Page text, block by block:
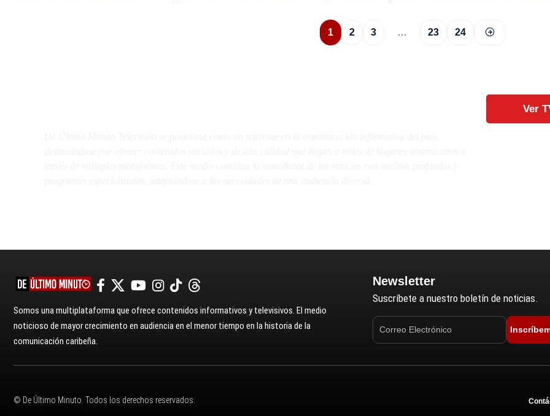
1 2 3 … 23 24
Ver
Somos una multiplataforma que ofrece contenidos informativos y televisivos. El medio
noticioso de mayor crecimiento en audiencia en el menor tiempo en la historia de la
comunicación caribeña.
Newsletter
Suscríbete a nuestro boletín de noticias.
© De Último Minuto. Todos los derechos reservados.